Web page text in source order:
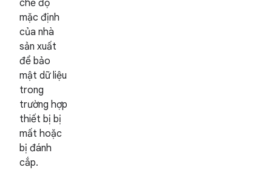
chế độ
mặc định
của nhà
sản xuất
để bảo
mật dữ liệu
trong
trường hợp
thiết bị bị
mất hoặc
bị đánh
cắp.